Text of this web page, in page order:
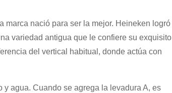
marca nació para ser la mejor. Heineken logró
variedad antigua que le confiere su exquisito
del vertical habitual, donde actúa con
agua. Cuando se agrega la levadura A, es